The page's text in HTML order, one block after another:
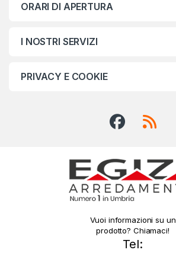
ORARI DI APERTURA
I NOSTRI SERVIZI
PRIVACY E COOKIE
Vuoi informazioni su un
prodotto? Chiamaci!
Tel: